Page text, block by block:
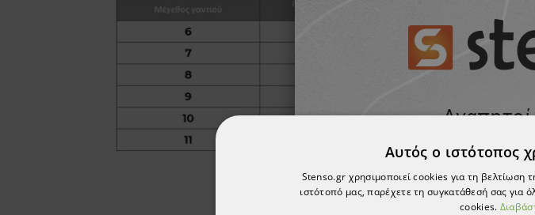
Αυτός ο ιστότοπος
Stenso.gr χρησιμοποιεί cookies για τη βελτίωση
ιστότοπό μας, παρέχετε τη συγκατάθεσή σας για
cookies.